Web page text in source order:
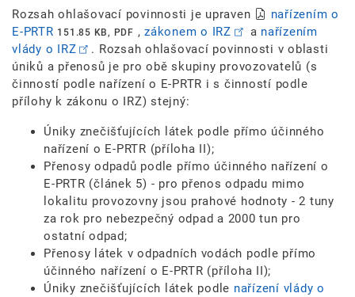
Rozsah ohlašovací povinnosti je upraven
nařízením o
E-PRTR 151.85 KB, PDF , zákonem o IRZ a nařízením
vlády o IRZ
. Rozsah ohlašovací povinnosti v oblasti
úniků a přenosů je pro obě skupiny provozovatelů (s
činností podle nařízení o E-PRTR i s činností podle
přílohy k zákonu o IRZ) stejný:
Úniky znečišťujících látek podle přímo účinného
nařízení o E-PRTR (příloha II);
Přenosy odpadů podle přímo účinného nařízení o
E-PRTR (článek 5) - pro přenos odpadu mimo
lokalitu provozovny jsou prahové hodnoty - 2 tuny
za rok pro nebezpečný odpad a 2000 tun pro
ostatní odpad;
Přenosy látek v odpadních vodách podle přímo
účinného nařízení o E-PRTR (příloha II);
Úniky znečišťujících látek podle nařízení vlády o